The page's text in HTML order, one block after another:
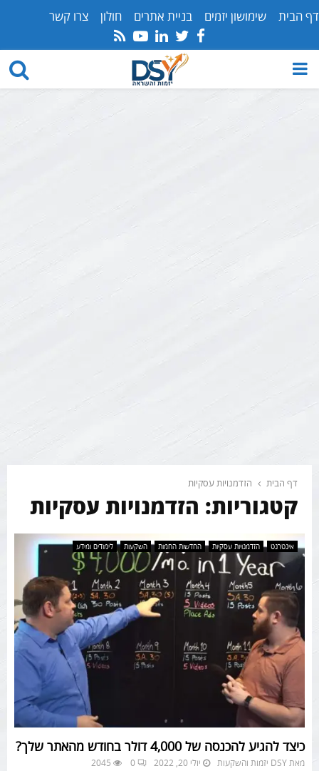
דף הבית שימושון יזמים בניית אתרים חולון צרו קשר
Facebook
Twitter
Linkedin
Youtube
Rss
PRIMARY
דף הבית הזדמנויות עסקיות
קטגוריות: הזדמנויות עסקיות
אינטרנט הזדמנויות עסקיות החדשות החמות השקעות לימודים ומידע
כיצד להגיע להכנסה של 4,000 דולר בחודש מהאתר שלך?
מאתDSY יזמות והשקעות יולי 20, 2022 0
2045